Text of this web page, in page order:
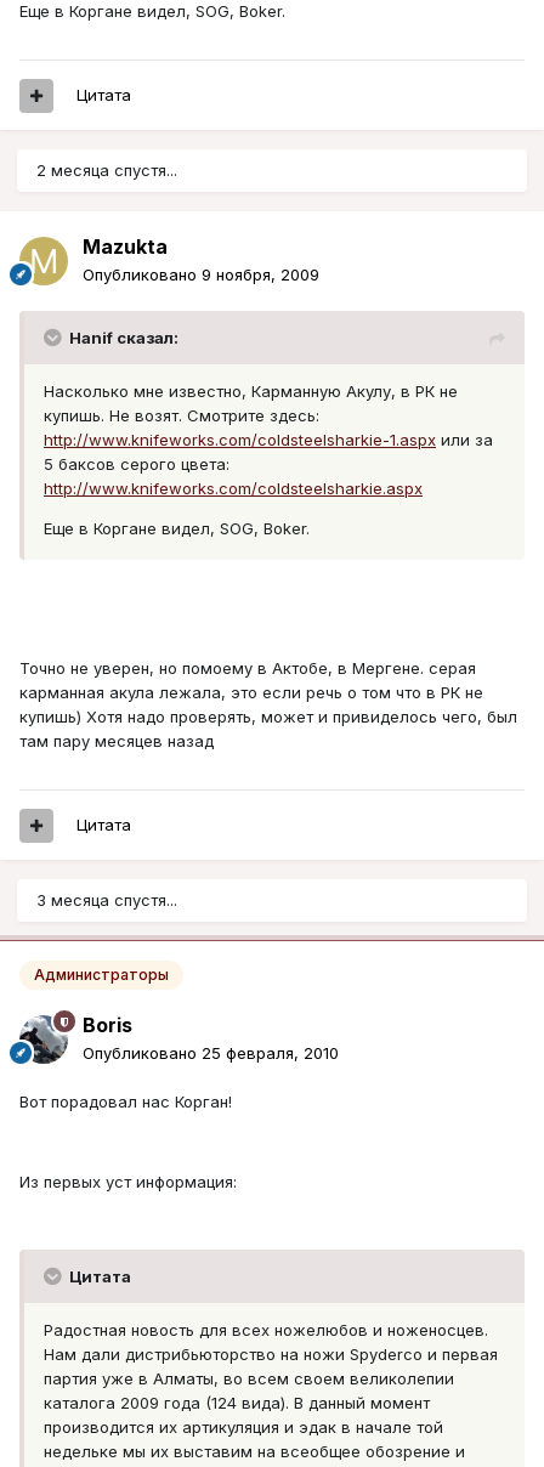
Еще в Коргане видел, SOG, Boker.
Цитата
2 месяца спустя...
Mazukta
Опубликовано 9 ноября, 2009
Hanif сказал:
Насколько мне известно, Карманную Акулу, в РК не
купишь. Не возят. Смотрите здесь:
http://www.knifeworks.com/coldsteelsharkie-1.aspx или за
5 баксов серого цвета:
http://www.knifeworks.com/coldsteelsharkie.aspx
Еще в Коргане видел, SOG, Boker.
Точно не уверен, но помоему в Актобе, в Мергене. серая
карманная акула лежала, это если речь о том что в РК не
купишь) Хотя надо проверять, может и привиделось чего, был
там пару месяцев назад
Цитата
3 месяца спустя...
Администраторы
Boris
Опубликовано 25 февраля, 2010
Вот порадовал нас Корган!
Из первых уст информация:
Цитата
Радостная новость для всех ножелюбов и ноженосцев.
Нам дали дистрибьюторство на ножи Spyderco и первая
партия уже в Алматы, во всем своем великолепии
каталога 2009 года (124 вида). В данный момент
производится их артикуляция и эдак в начале той
недельке мы их выставим на всеобщее обозрение и